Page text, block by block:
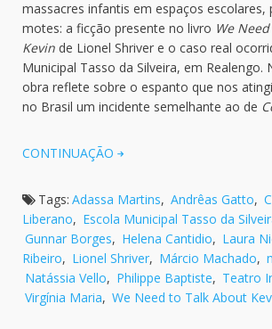
massacres infantis em espaços escolares,
motes: a ficção presente no livro We
Kevin de Lionel Shriver e o caso real
Municipal Tasso da Silveira, em Realengo.
obra reflete sobre o espanto que nos
no Brasil um incidente semelhante ao de
CONTINUAÇÃO
Tags: Adassa Martins, Andrêas Gatto,
Liberano, Escola Municipal Tasso da
Gunnar Borges, Helena Cantidio, Laura
Ribeiro, Lionel Shriver, Márcio Machado,
Natássia Vello, Philippe Baptiste, Teatro
Virgínia Maria, We Need to Talk About